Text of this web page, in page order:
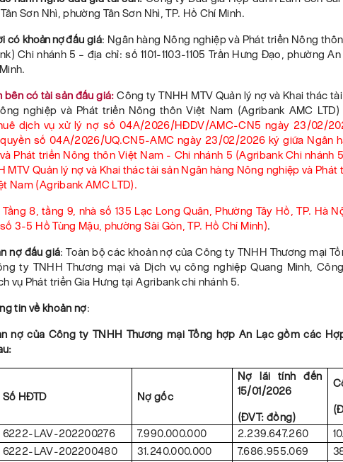
Tân Sơn Nhì, phường Tân Sơn Nhì, TP. Hồ Chí Minh.
có khoản nợđấu giá: Ngân hàng Nông nghiệp và Phát triển Nông
Chi nhánh 5 – địa chỉ:số 1101-1103-1105 Trần Hưng Đạo, phường
bên có tài sản đấu giá: Công ty TNHH MTV Quản lý nợ và Khai thác
nghiệp và Phát triển Nông thôn Việt Nam (Agribank AMC LTD)
dịch vụ xử lý nợ số 04A/2026/HĐDV/AMC-CN5 ngày 23/02/
số 04A/2026/UQ.CN5-AMC ngày 23/02/2026ký giữa Ngân
Phát triển Nông thôn Việt Nam - Chi nhánh 5 (Agribank Chi nhánh
MTV Quản lý nợ và Khai thác tài sản Ngân hàng Nông nghiệp và Phát
Nam (Agribank AMC LTD).
8, tầng 9, nhà số 135 Lạc Long Quân, Phường Tây Hồ, TP. Hà
3-5 Hồ Tùng Mậu, phường Sài Gòn, TP. Hồ Chí Minh).
nợ đấu giá:Toàn bộ các khoản nợ của Công ty TNHH Thương mại
ty TNHH Thương mại và Dịch vụ công nghiệp Quang Minh,
vụ Phát triển Gia Hưng tại Agribank chi nhánh 5.
tin về khoản nợ:
nợ của Công ty TNHH Thương mại Tổng hợp An Lạc gồm các
Số HĐTD Nợ gốc
Nợ lãi tính đến
15/01/2026
(ĐVT: đồng)
6222-LAV-202200276 7.990.000.000 2.239.647.260
6222-LAV-202200480 31.240.000.000 7.686.955.069